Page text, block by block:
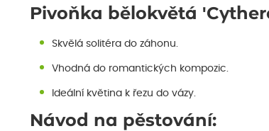
Pivoňka bělokvětá
Skvělá solitéra do záhonu.
Vhodná do romantických kompozic.
Ideální květina k řezu do vázy.
Návod na pěstování: